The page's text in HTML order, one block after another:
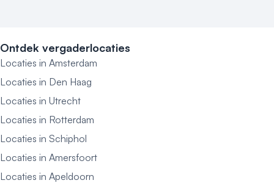
Ontdek vergaderlocaties
Locaties in Amsterdam
Locaties in Den Haag
Locaties in Utrecht
Locaties in Rotterdam
Locaties in Schiphol
Locaties in Amersfoort
Locaties in Apeldoorn